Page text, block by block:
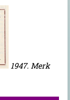
1947. Merk